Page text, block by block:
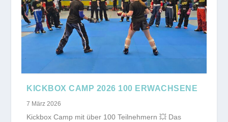
KICKBOX CAMP 2026 100 ERWACHSENE
7 März 2026
Kickbox Camp mit über 100 Teilnehmern 💥 Das